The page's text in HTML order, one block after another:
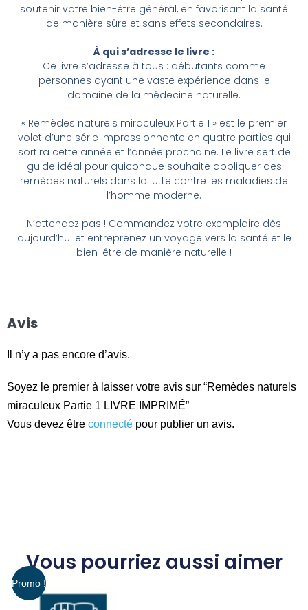
soutenir votre bien-être général, en favorisant la santé
de manière sûre et sans effets secondaires.
À qui s’adresse le livre :
Ce livre s’adresse à tous : débutants comme
personnes ayant une vaste expérience dans le
domaine de la médecine naturelle.
« Remèdes naturels miraculeux Partie 1 » est le premier
volet d’une série impressionnante en quatre parties qui
sortira cette année et l’année prochaine. Le livre sert de
guide idéal pour quiconque souhaite appliquer des
remèdes naturels dans la lutte contre les maladies de
l’homme moderne.
N’attendez pas ! Commandez votre exemplaire dès
aujourd’hui et entreprenez un voyage vers la santé et le
bien-être de manière naturelle !
Avis
Il n’y a pas encore d’avis.
Soyez le premier à laisser votre avis sur “Remèdes naturels
miraculeux Partie 1 LIVRE IMPRIMÉ”
Vous devez être connecté pour publier un avis.
Vous pourriez aussi aimer
Promo !